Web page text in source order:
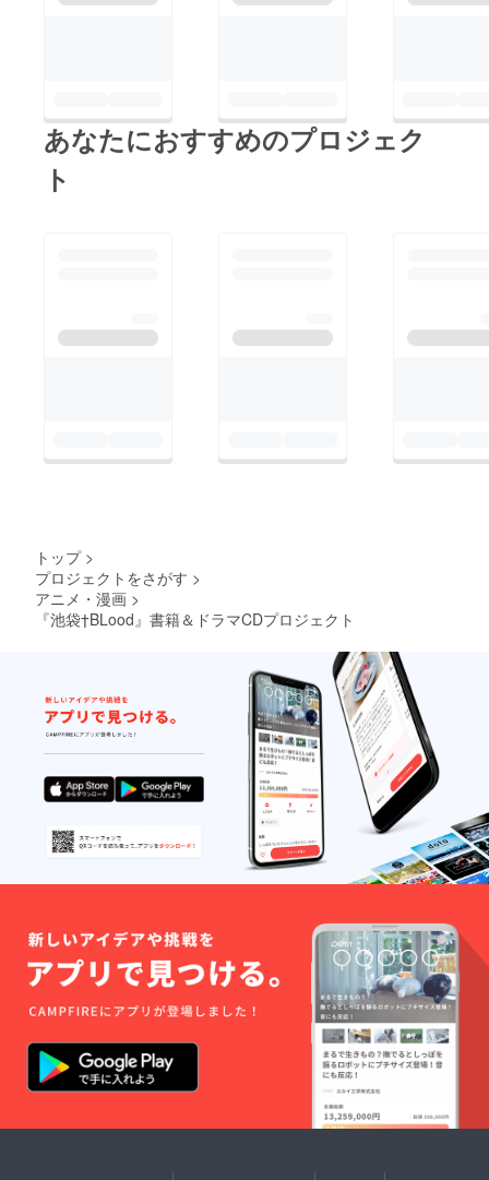
ジを開く
※https://camp-
確認・変更！特にご確
認ください！・お届け
をお願いいたしま
とが異なる方┗住所の
末尾に表札のお名前ま
でご記入をお願いいた
新宿区西新宿〇丁目〇
番〇号 （苗字）様方
どうぞよろしくお願い
す。
あなたにおすすめのプロジェク
ト
トップ >
プロジェクトをさがす >
アニメ・漫画 >
『池袋†BLood』書籍＆ドラマCDプロジェクト